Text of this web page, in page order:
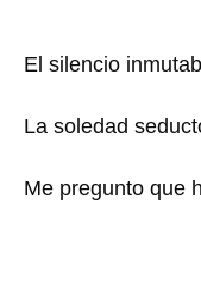
El silencio
La soledad
Me pregunto que